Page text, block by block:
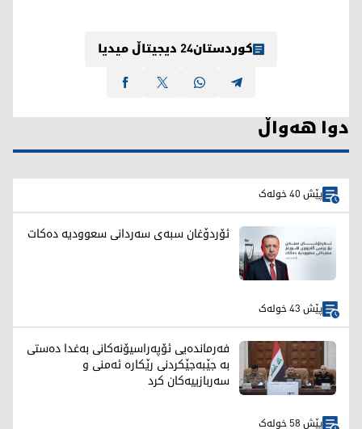
کوردستان24 دیجیتاڵ میدیا
دوا هەواڵ
پێش 40 خولەک
ئۆردۆغان سبەی سەردانی سعوودیە دەکات
پێش 43 خولەک
فەرماندەیی ئۆپەراسیۆنەکانی بەغدا دەستی
بە جێبەجێکردنی رێکارە ئەمنی و
سەربازییەکان کرد
پێش 58 خولەک